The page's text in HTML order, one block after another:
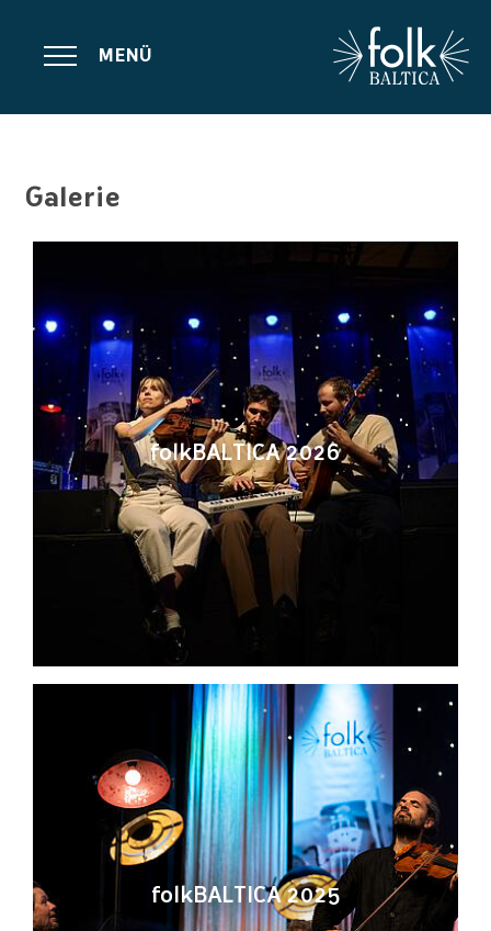
MENÜ
Galerie
folkBALTICA 2026
folkBALTICA 2025